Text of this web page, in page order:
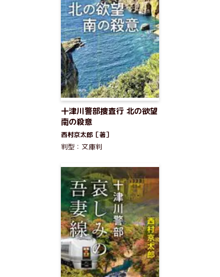
十津川警部捜査行 北の欲望
南の殺意
西村京太郎［著］
判型：文庫判